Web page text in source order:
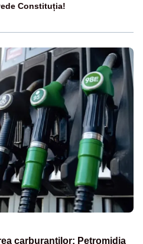
Constituția!
carburanților: Petromidia